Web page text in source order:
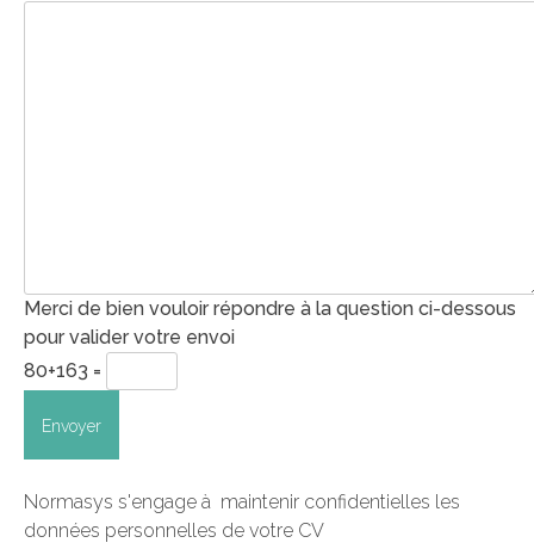
Merci de bien vouloir répondre à la question ci-dessous
pour valider votre envoi
80+163 =
Normasys s'engage à maintenir confidentielles les
données personnelles de votre CV